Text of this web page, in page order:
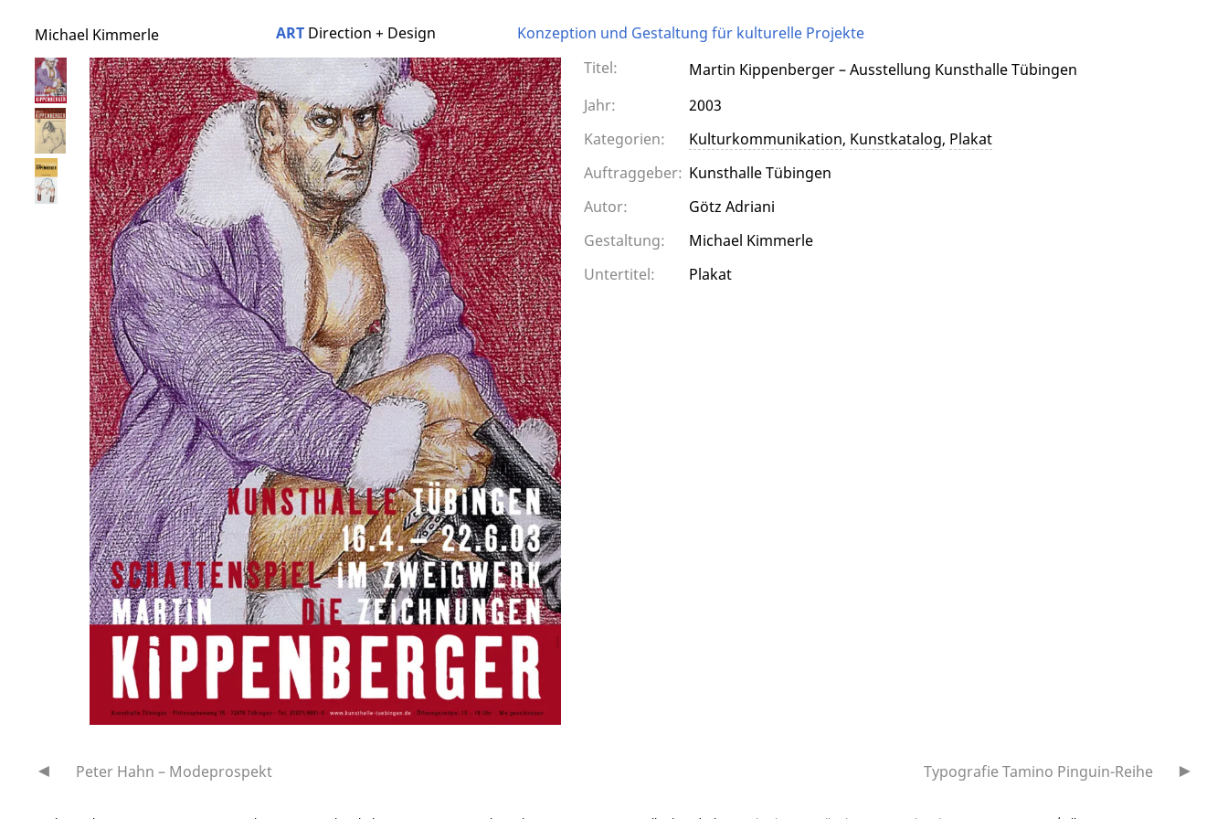
Michael Kimmerle ART Direction + Design
Konzeption und Gestaltung für kulturelle Projekte
Titel:
Martin Kippenberger – Ausstellung Kunsthalle Tübingen
Jahr:
2003
Kategorien:
Kulturkommunikation, Kunstkatalog, Plakat
Auftraggeber: Kunsthalle Tübingen
Autor:
Götz Adriani
Gestaltung:
Michael Kimmerle
Untertitel:
Plakat
Beitragsnavigation
Peter Hahn – Modeprospekt Typografie Tamino Pinguin-Reihe